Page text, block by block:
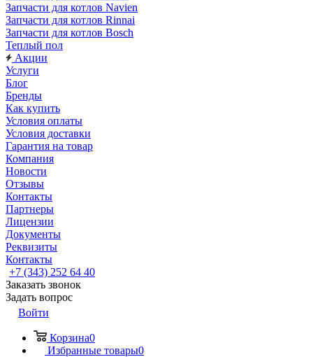
Запчасти для котлов Navien
Запчасти для котлов Rinnai
Запчасти для котлов Bosch
Теплый пол
Акции
Услуги
Блог
Бренды
Как купить
Условия оплаты
Условия доставки
Гарантия на товар
Компания
Новости
Отзывы
Контакты
Партнеры
Лицензии
Документы
Реквизиты
Контакты
+7 (343) 252 64 40
Заказать звонок
Задать вопрос
Войти
Корзина0
Избранные товары0